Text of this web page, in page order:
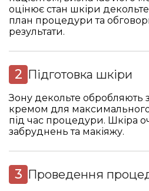
оцінює стан шкіри
план процедури та
результати.
Підготовка шкіри
Зону декольте
кремом для
під час процедури. Шкіра
забруднень та макіяжу.
Проведення